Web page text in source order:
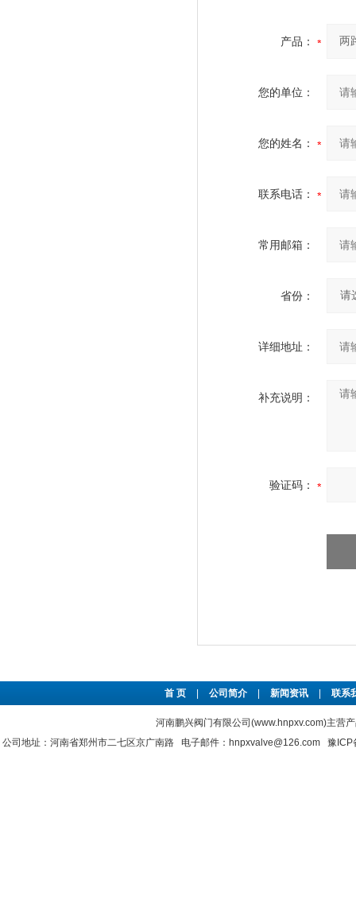
产品：
您的单位：
您的姓名：
联系电话：
常用邮箱：
省份：
详细地址：
补充说明：
验证码：
首 页 公司简介 新闻资讯 联系
河南鹏兴阀门有限公司(www.hnpxv.com)主营
公司地址：河南省郑州市二七区京广南路 电子邮件：hnpxvalve@126.com 豫ICP